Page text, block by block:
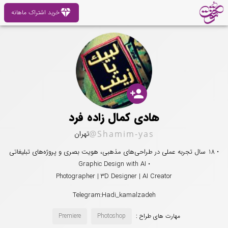
diamondخرید اشتراک ماهانه
person_add
هادی کمال زاده فرد
@Shamim-yasتهران
• 18 سال تجربه عملی در طراحی‌های مذهبی، هویت بصری و پروژه‌های تبلیغاتی
• Graphic Design with AI
Photographer | 3D Designer | AI Creator
Telegram:Hadi_kamalzadeh
مهارت های طراح : Photoshop
Premiere